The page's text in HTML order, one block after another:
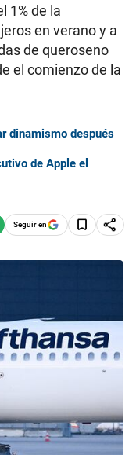
1% de la
en verano y a
de queroseno
el comienzo de la
dinamismo después
de Apple el
Seguir en